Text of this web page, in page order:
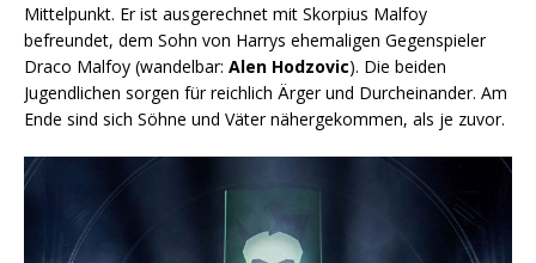
Mittelpunkt. Er ist ausgerechnet mit Skorpius Malfoy
befreundet, dem Sohn von Harrys ehemaligen Gegenspieler
Draco Malfoy (wandelbar: Alen Hodzovic). Die beiden
Jugendlichen sorgen für reichlich Ärger und Durcheinander. Am
Ende sind sich Söhne und Väter nähergekommen, als je zuvor.